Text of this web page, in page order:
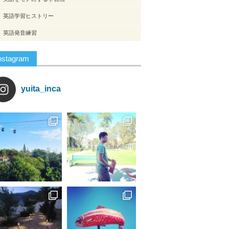
英語学習ヒストリー
英語発音練習
yuita_inca